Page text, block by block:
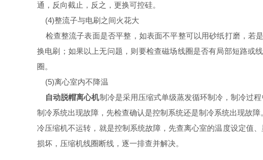
通，反向截止，反之，更换可控硅。
(4)整流子与电刷之间火花大
检查整流子表面是否平整，如表面不平整可以用砂纸打磨，若
换电刷；如果以上无问题，则要检查磁场线圈是否有局部短
圈。
(5)离心室内不降温
自动脱帽离心机制冷是采用压缩式单级蒸发循环制冷，制冷过程
制冷系统出现故障，先检查确认是控制系统还是制冷系统出现故障
冷压缩机不运转，就是控制系统故障，先查离心室的温度设定值
损坏，压缩机线圈断线，逐一排查并解决。